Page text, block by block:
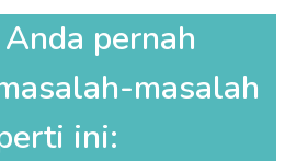
pernah
masalah
ini: